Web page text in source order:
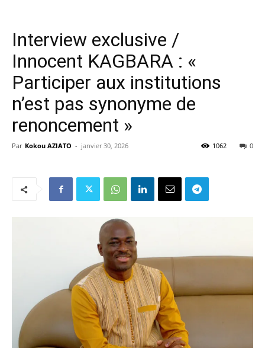
Interview exclusive /
Innocent KAGBARA : «
Participer aux institutions
n’est pas synonyme de
renoncement »
Par Kokou AZIATO - janvier 30, 2026 0
1062